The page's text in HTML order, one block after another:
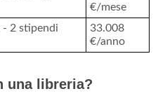
€/mese
- 2 stipendi
33.008
€/anno
una libreria?